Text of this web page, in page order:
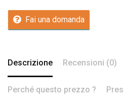
Fai una domanda
Descrizione Recensioni (0)
Perché questo prezzo ?